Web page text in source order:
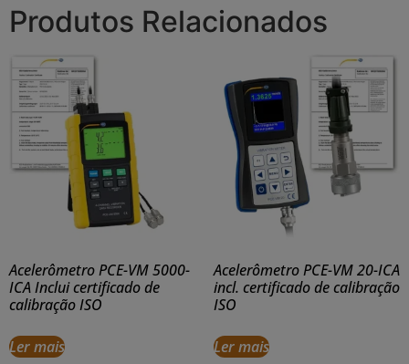
Produtos Relacionados
Acelerômetro PCE-VM 5000-
ICA Inclui certificado de
calibração ISO
Ler mais
Acelerômetro PCE-VM 20-ICA
incl. certificado de calibração
ISO
Ler mais